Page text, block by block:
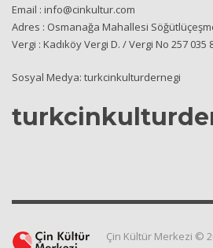
Email : info@cinkultur.com
Adres : Osmanağa Mahallesi
Vergi : Kadıköy Vergi D. / Vergi No 257 035
Sosyal Medya: turkcinkulturdernegi
Çin Kültür Merkezi ©